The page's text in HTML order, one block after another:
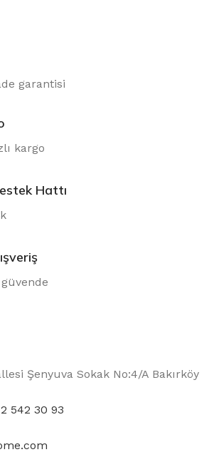
garantisi
kargo
Hattı
Şenyuva Sokak No:4/A Bakırköy
542 30 93